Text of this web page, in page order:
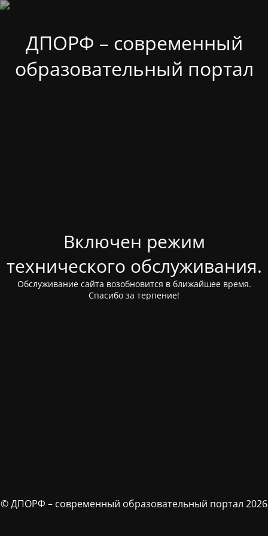
ДПОРФ – современный
образовательный портал
Включен режим
технического обслуживания.
Обслуживание сайта возобновится в ближайшее время.
Спасибо за терпение!
© ДПОРФ – современный образовательный портал 2026